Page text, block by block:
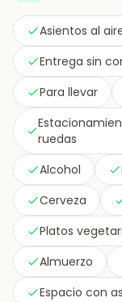
Asientos al
Entrega sin
Para llevar
ruedas
Alcohol
Cerveza
Platos
Almuerzo
Espacio con